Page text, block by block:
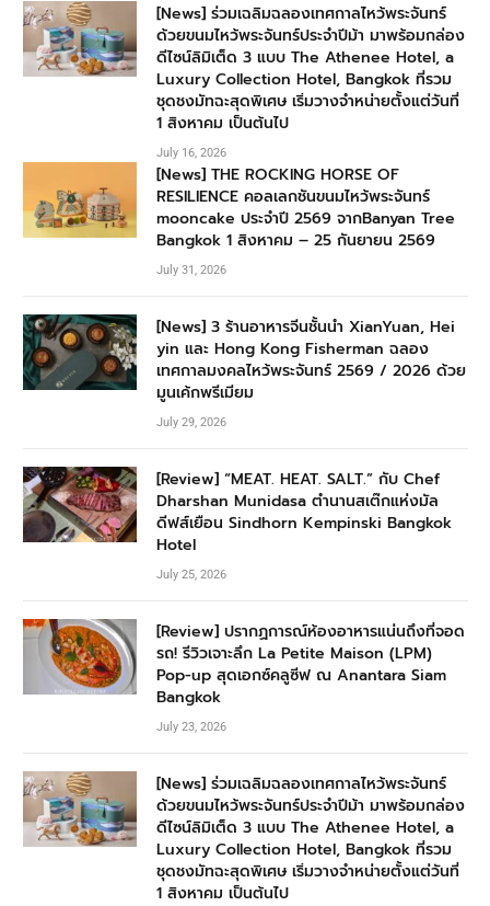
[News] ร่วมเฉลิมฉลองเทศกาลไหว้พระจันทร์
ด้วยขนมไหว้พระจันทร์ประจำปีม้า มาพร้อมกล่อง
ดีไซน์ลิมิเต็ด 3 แบบ The Athenee Hotel, a
Luxury Collection Hotel, Bangkok ที่รวม
ชุดชงมัทฉะสุดพิเศษ เริ่มวางจำหน่ายตั้งแต่วันที่
1 สิงหาคม เป็นต้นไป
July 16, 2026
[News] THE ROCKING HORSE OF
RESILIENCE คอลเลกชันขนมไหว้พระจันทร์
mooncake ประจำปี 2569 จากBanyan Tree
Bangkok 1 สิงหาคม – 25 กันยายน 2569
July 31, 2026
[News] 3 ร้านอาหารจีนชั้นนำ XianYuan, Hei
yin และ Hong Kong Fisherman ฉลอง
เทศกาลมงคลไหว้พระจันทร์ 2569 / 2026 ด้วย
มูนเค้กพรีเมียม
July 29, 2026
[Review] “MEAT. HEAT. SALT.” กับ Chef
Dharshan Munidasa ตำนานสเต๊กแห่งมัล
ดีฟส์เยือน Sindhorn Kempinski Bangkok
Hotel
July 25, 2026
[Review] ปรากฏการณ์ห้องอาหารแน่นถึงที่จอด
รถ! รีวิวเจาะลึก La Petite Maison (LPM)
Pop-up สุดเอกซ์คลูซีฟ ณ Anantara Siam
Bangkok
July 23, 2026
[News] ร่วมเฉลิมฉลองเทศกาลไหว้พระจันทร์
ด้วยขนมไหว้พระจันทร์ประจำปีม้า มาพร้อมกล่อง
ดีไซน์ลิมิเต็ด 3 แบบ The Athenee Hotel, a
Luxury Collection Hotel, Bangkok ที่รวม
ชุดชงมัทฉะสุดพิเศษ เริ่มวางจำหน่ายตั้งแต่วันที่
1 สิงหาคม เป็นต้นไป